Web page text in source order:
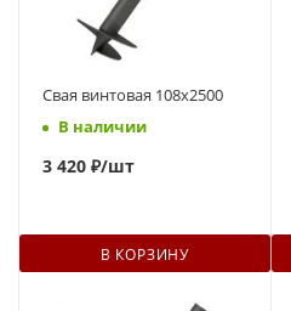
Свая винтовая 108x2500
В наличии
3 420 ₽/шт
В КОРЗИНУ